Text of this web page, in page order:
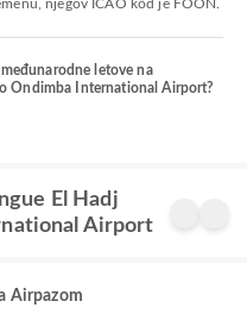
njegov ICAO kôd je FOON.
letove na
Ondimba International Airport?
El Hadj
Airport
Airpazom